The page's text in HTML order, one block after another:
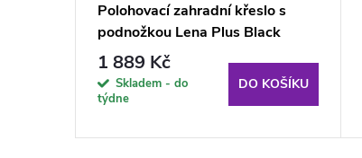
Polohovací zahradní křeslo s
podnožkou Lena Plus Black
Edition A098-01IB PATIO
1 889 Kč
Skladem - do
týdne
DO KOŠÍKU